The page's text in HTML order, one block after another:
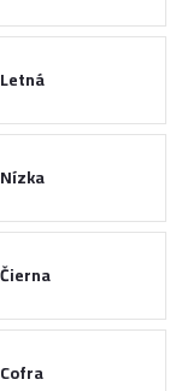
Letná
Nízka
Čierna
Cofra